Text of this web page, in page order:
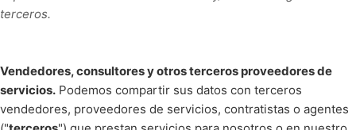
terceros.
Vendedores, consultores y otros terceros proveedores de
servicios. Podemos compartir sus datos con terceros
vendedores, proveedores de servicios, contratistas o agentes